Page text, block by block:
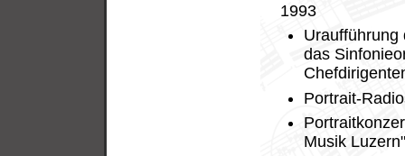
1993
Uraufführung
das
Portrait-
Musik